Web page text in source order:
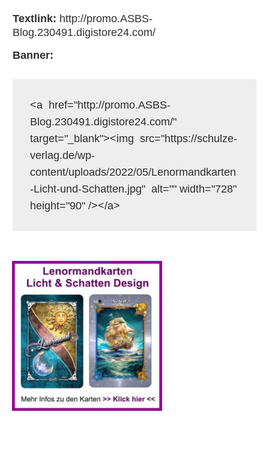
Textlink: http://promo.ASBS-
Blog.230491.digistore24.com/
Banner:
<a  href="http://promo.ASBS-
Blog.230491.digistore24.com/"
target="_blank"><img  src="https://schulze-
verlag.de/wp-
content/uploads/2022/05/Lenormandkarten
-Licht-und-Schatten.jpg"  alt="" width="728"
height="90" /></a>